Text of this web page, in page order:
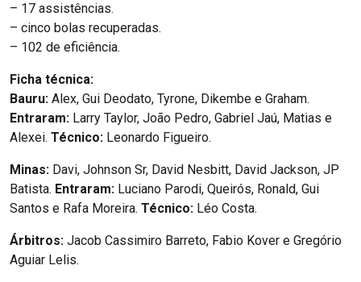
– 17 assistências.
– cinco bolas recuperadas.
– 102 de eficiência.
Ficha técnica:
Bauru: Alex, Gui Deodato, Tyrone, Dikembe e Graham.
Entraram: Larry Taylor, João Pedro, Gabriel Jaú, Matias e
Alexei. Técnico: Leonardo Figueiro.
Minas: Davi, Johnson Sr, David Nesbitt, David Jackson, JP
Batista. Entraram: Luciano Parodi, Queirós, Ronald, Gui
Santos e Rafa Moreira. Técnico: Léo Costa.
Árbitros: Jacob Cassimiro Barreto, Fabio Kover e Gregório
Aguiar Lelis.